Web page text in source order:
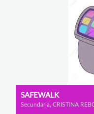
SAFEWALK